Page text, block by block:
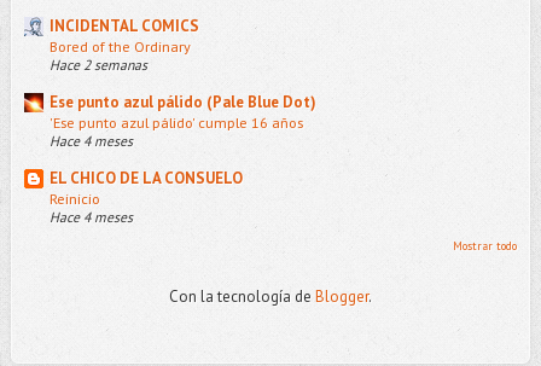
INCIDENTAL COMICS
Bored of the Ordinary
Hace 2 semanas
Ese punto azul pálido (Pale Blue Dot)
'Ese punto azul pálido' cumple 16 años
Hace 4 meses
EL CHICO DE LA CONSUELO
Reinicio
Hace 4 meses
Mostrar todo
Con la tecnología de Blogger.